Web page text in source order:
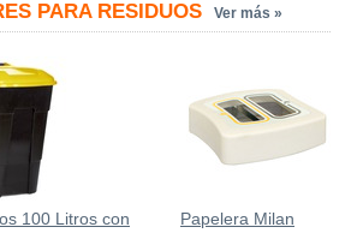
PARA RESIDUOS Ver más »
100 Litros con
Papelera Milan